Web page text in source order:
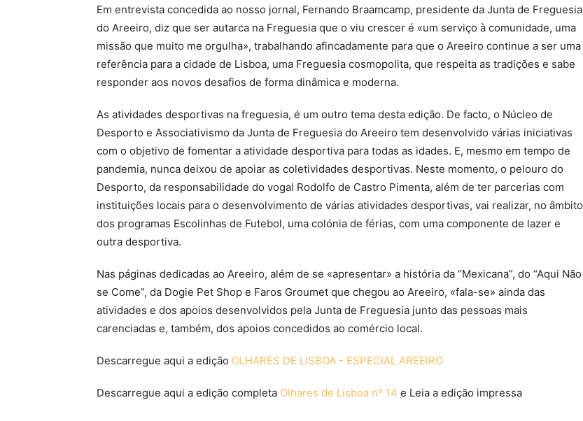
Em entrevista concedida ao nosso jornal, Fernando Braamcamp, presidente da Junta de Freguesia
do Areeiro, diz que ser autarca na Freguesia que o viu crescer é «um serviço à comunidade, uma
missão que muito me orgulha», trabalhando afincadamente para que o Areeiro continue a ser uma
referência para a cidade de Lisboa, uma Freguesia cosmopolita, que respeita as tradições e sabe
responder aos novos desafios de forma dinâmica e moderna.
As atividades desportivas na freguesia, é um outro tema desta edição. De facto, o Núcleo de
Desporto e Associativismo da Junta de Freguesia do Areeiro tem desenvolvido várias iniciativas
com o objetivo de fomentar a atividade desportiva para todas as idades. E, mesmo em tempo de
pandemia, nunca deixou de apoiar as coletividades desportivas. Neste momento, o pelouro do
Desporto, da responsabilidade do vogal Rodolfo de Castro Pimenta, além de ter parcerias com
instituições locais para o desenvolvimento de várias atividades desportivas, vai realizar, no âmbito
dos programas Escolinhas de Futebol, uma colónia de férias, com uma componente de lazer e
outra desportiva.
Nas páginas dedicadas ao Areeiro, além de se «apresentar» a história da “Mexicana”, do “Aqui Não
se Come”, da Dogie Pet Shop e Faros Groumet que chegou ao Areeiro, «fala-se» ainda das
atividades e dos apoios desenvolvidos pela Junta de Freguesia junto das pessoas mais
carenciadas e, também, dos apoios concedidos ao comércio local.
Descarregue aqui a edição OLHARES DE LISBOA - ESPECIAL AREEIRO
Descarregue aqui a edição completa Olhares de Lisboa nº 14 e Leia a edição impressa